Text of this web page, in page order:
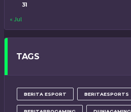
31
« Jul
TAGS
BERITA ESPORT BERITAESPORTS